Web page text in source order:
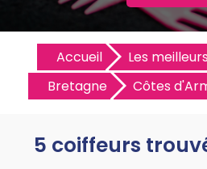
Accueil
Les
Bretagne
Côtes
5 coiffeurs